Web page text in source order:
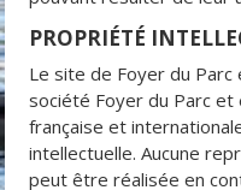
PROPRIÉTÉ
Le site de Foyer du
société Foyer du Parc
française et
intellectuelle. Aucune
peut être réalisée en